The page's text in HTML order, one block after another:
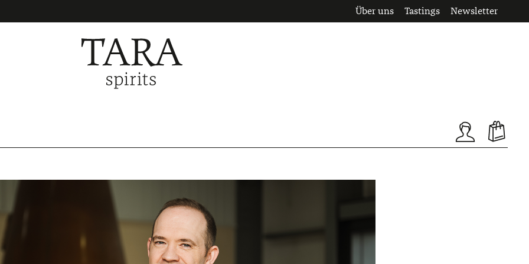
Über uns Tastings Newsletter